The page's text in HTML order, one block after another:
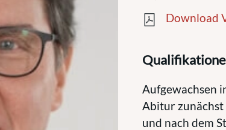
Download
Aufgewachsen
Abitur zunächst
und nach dem